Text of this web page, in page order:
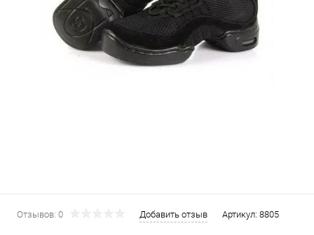
Отзывов: 0 Добавить отзыв Артикул: 8805